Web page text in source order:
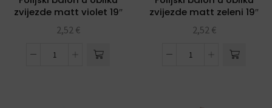
zvijezde matt violet 19″
2,52 €
zvijezde matt zeleni 19″
2,52 €